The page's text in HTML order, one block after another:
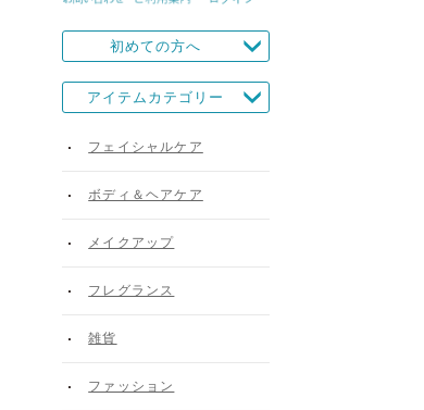
初めての方へ
アイテムカテゴリー
フェイシャルケア
ボディ＆ヘアケア
メイクアップ
フレグランス
雑貨
ファッション